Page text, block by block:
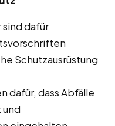
sind dafür
Schutzausrüstung
dafür, dass Abfälle